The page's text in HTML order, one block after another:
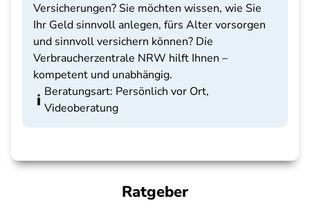
Versicherungen? Sie möchten wissen, wie Sie
Ihr Geld sinnvoll anlegen, fürs Alter vorsorgen
und sinnvoll versichern können? Die
Verbraucherzentrale NRW hilft Ihnen –
kompetent und unabhängig.
Beratungsart: Persönlich vor Ort,
Videoberatung
Ratgeber